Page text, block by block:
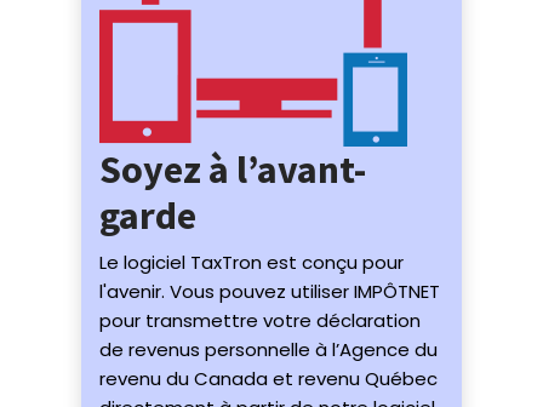
Soyez à l’avant-
garde
Le logiciel TaxTron est conçu pour
l'avenir. Vous pouvez utiliser IMPÔTNET
pour transmettre votre déclaration
de revenus personnelle à l’Agence du
revenu du Canada et revenu Québec